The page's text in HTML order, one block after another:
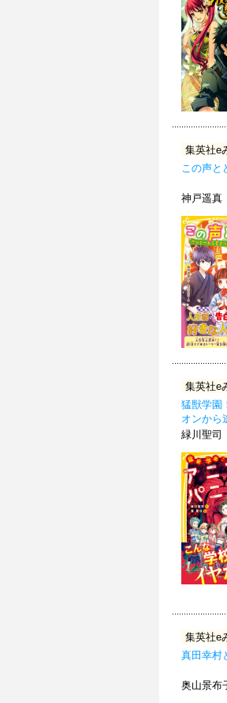
集英社e
この声
神戸遥真
集英社e
猛獣学
オンから
緑川聖司
集英社e
真田幸
奥山景布